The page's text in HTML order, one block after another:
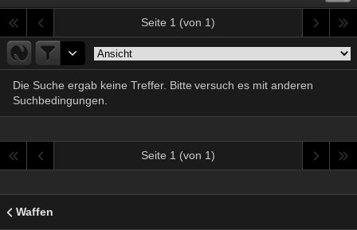
Seite 1 (von 1)
Die Suche ergab keine Treffer. Bitte versuch es mit anderen
Suchbedingungen.
Seite 1 (von 1)
Waffen